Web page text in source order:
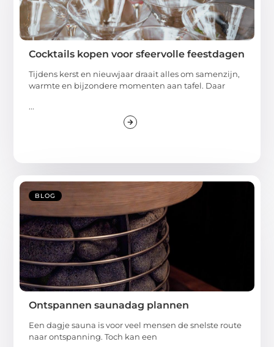
Cocktails kopen voor sfeervolle feestdagen
Tijdens kerst en nieuwjaar draait alles om samenzijn,
warmte en bijzondere momenten aan tafel. Daar
...
BLOG
Ontspannen saunadag plannen
Een dagje sauna is voor veel mensen de snelste route
naar ontspanning. Toch kan een